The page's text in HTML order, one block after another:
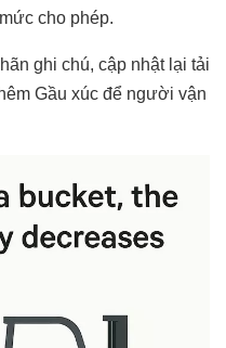
cho phép.
ghi chú, cập nhật lại tải
Gầu xúc để người vận